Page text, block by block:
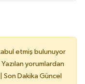
etmiş bulunuyor
yorumlardan
Dakika Güncel